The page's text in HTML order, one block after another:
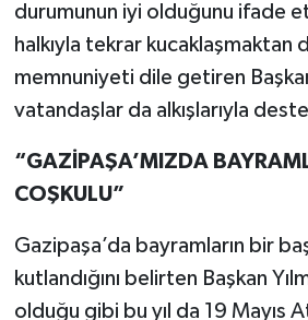
durumunun iyi olduğunu ifade
halkıyla tekrar kucaklaşmaktan
memnuniyeti dile getiren
vatandaşlar da alkışlarıyla
“GAZİPAŞA’MIZDA
COŞKULU”
Gazipaşa’da bayramların bir
kutlandığını belirten Başkan
olduğu gibi bu yıl da 19 Mayıs